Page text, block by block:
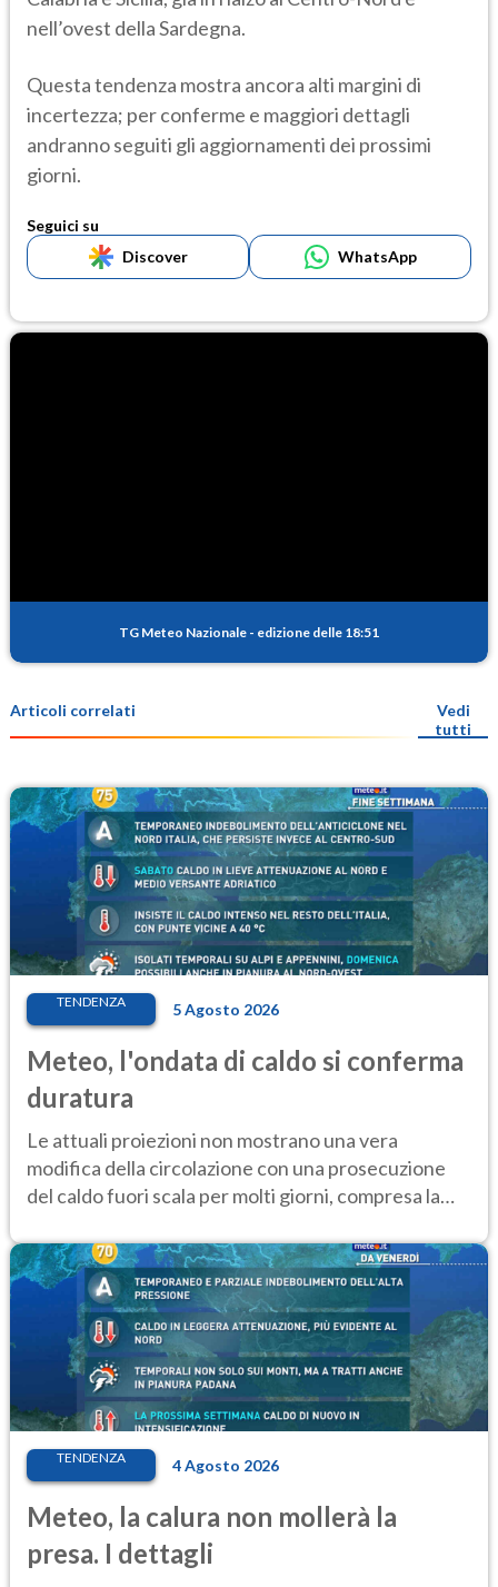
nell’ovest della Sardegna.
Questa tendenza mostra ancora alti margini di
incertezza; per conferme e maggiori dettagli
andranno seguiti gli aggiornamenti dei prossimi
giorni.
Seguici su
Discover
WhatsApp
TG Meteo Nazionale - edizione delle 18:51
Articoli correlati
Vedi
tutti
TENDENZA 5 Agosto 2026
Meteo, l'ondata di caldo si conferma
duratura
Le attuali proiezioni non mostrano una vera
modifica della circolazione con una prosecuzione
del caldo fuori scala per molti giorni, compresa la
TENDENZA 4 Agosto 2026
Meteo, la calura non mollerà la
presa. I dettagli